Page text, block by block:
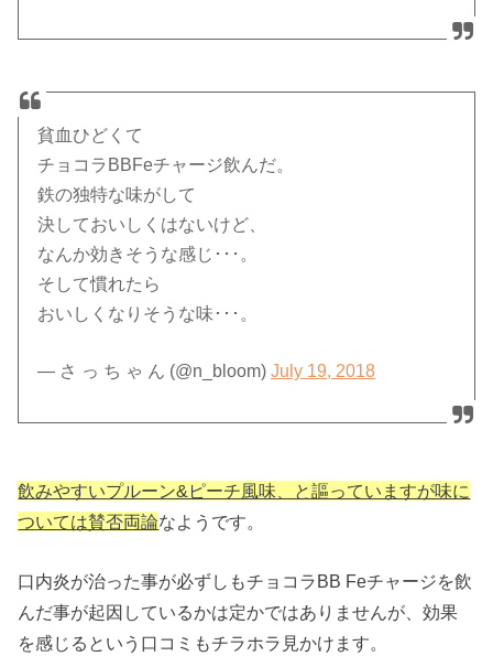
貧血ひどくて
チョコラBBFeチャージ飲んだ。
鉄の独特な味がして
決しておいしくはないけど、
なんか効きそうな感じ･･･。
そして慣れたら
おいしくなりそうな味･･･。
— さ っ ち ゃ ん (@n_bloom)July 19, 2018
飲みやすいプルーン&ピーチ風味、と謳っていますが味に
ついては賛否両論なようです。
口内炎が治った事が必ずしもチョコラBB Feチャージを飲
んだ事が起因しているかは定かではありませんが、効果
を感じるという口コミもチラホラ見かけます。